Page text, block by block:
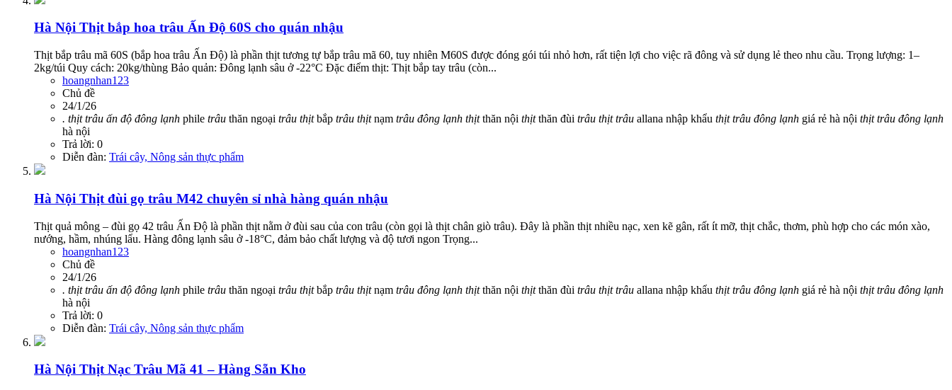
Hà Nội Thịt bắp hoa trâu Ấn Độ 60S cho quán nhậu
Thịt bắp trâu mã 60S (bắp hoa trâu Ấn Độ) là phần thịt tương tự bắp trâu mã 60, tuy nhiên M60S được đóng gói túi nhỏ hơn, rất tiện lợi cho việc rã đông và sử dụng lẻ theo nhu cầu. Trọng lượng: 1–
2kg/túi Quy cách: 20kg/thùng Bảo quản: Đông lạnh sâu ở -22°C Đặc điểm thịt: Thịt bắp tay trâu (còn...
hoangnhan123
Chủ đề
24/1/26
. thịt trâu ấn độ đông lạnh phile trâu thăn ngoại trâu thịtbắp trâu thịtnạm trâu đông lạnh thịtthăn nội thịtthăn đùi trâu thịt trâu allana nhập khẩu thịt trâu đông lạnh giá rẻ hà nội thịt trâu đông lạnh
hà nội
Trả lời: 0
Diễn đàn: Trái cây, Nông sản thực phẩm
Hà Nội Thịt đùi gọ trâu M42 chuyên sỉ nhà hàng quán nhậu
Thịt quả mông – đùi gọ 42 trâu Ấn Độ là phần thịt nằm ở đùi sau của con trâu (còn gọi là thịt chân giò trâu). Đây là phần thịt nhiều nạc, xen kẽ gân, rất ít mỡ, thịt chắc, thơm, phù hợp cho các món xào,
nướng, hầm, nhúng lẩu. Hàng đông lạnh sâu ở -18°C, đảm bảo chất lượng và độ tươi ngon Trọng...
hoangnhan123
Chủ đề
24/1/26
. thịt trâu ấn độ đông lạnh phile trâu thăn ngoại trâu thịtbắp trâu thịtnạm trâu đông lạnh thịtthăn nội thịtthăn đùi trâu thịt trâu allana nhập khẩu thịt trâu đông lạnh giá rẻ hà nội thịt trâu đông lạnh
hà nội
Trả lời: 0
Diễn đàn: Trái cây, Nông sản thực phẩm
Hà Nội Thịt Nạc Trâu Mã 41 – Hàng Sẵn Kho